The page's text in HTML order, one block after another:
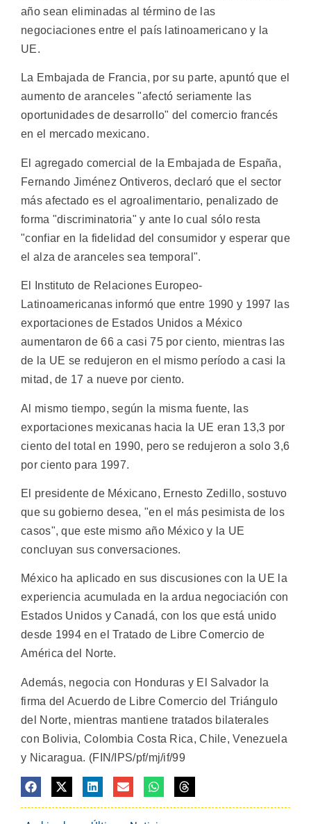
año sean eliminadas al término de las
negociaciones entre el país latinoamericano y la
UE.
La Embajada de Francia, por su parte, apuntó que el
aumento de aranceles "afectó seriamente las
oportunidades de desarrollo" del comercio francés
en el mercado mexicano.
El agregado comercial de la Embajada de España,
Fernando Jiménez Ontiveros, declaró que el sector
más afectado es el agroalimentario, penalizado de
forma "discriminatoria" y ante lo cual sólo resta
"confiar en la fidelidad del consumidor y esperar que
el alza de aranceles sea temporal".
El Instituto de Relaciones Europeo-
Latinoamericanas informó que entre 1990 y 1997 las
exportaciones de Estados Unidos a México
aumentaron de 66 a casi 75 por ciento, mientras las
de la UE se redujeron en el mismo período a casi la
mitad, de 17 a nueve por ciento.
Al mismo tiempo, según la misma fuente, las
exportaciones mexicanas hacia la UE eran 13,3 por
ciento del total en 1990, pero se redujeron a solo 3,6
por ciento para 1997.
El presidente de Méxicano, Ernesto Zedillo, sostuvo
que su gobierno desea, "en el más pesimista de los
casos", que este mismo año México y la UE
concluyan sus conversaciones.
México ha aplicado en sus discusiones con la UE la
experiencia acumulada en la ardua negociación con
Estados Unidos y Canadá, con los que está unido
desde 1994 en el Tratado de Libre Comercio de
América del Norte.
Además, negocia con Honduras y El Salvador la
firma del Acuerdo de Libre Comercio del Triángulo
del Norte, mientras mantiene tratados bilaterales
con Bolivia, Colombia Costa Rica, Chile, Venezuela
y Nicaragua. (FIN/IPS/pf/mj/if/99